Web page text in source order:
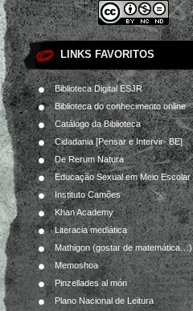
LINKS FAVORITOS
Biblioteca Digital ESJR
Biblioteca do conhecimento online
Catálogo da Biblioteca
Cidadania [Pensar e Intervir- BE]
De Rerum Natura
Educação Sexual em Meio Escolar
Instituto Camões
Khan Academy
Literacia mediática
Mathigon (gostar de matemática…)
Memoshoa
Pinzellades al món
Plano Nacional de Leitura